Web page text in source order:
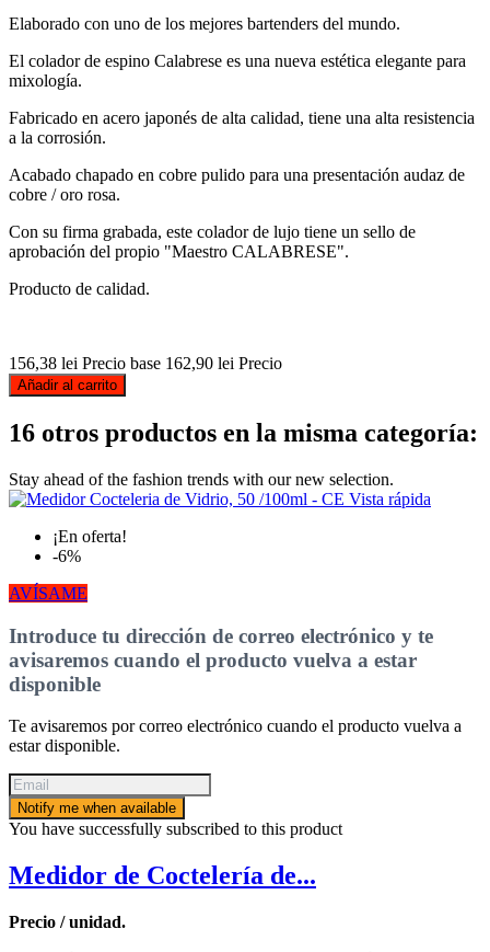
Elaborado con uno de los mejores bartenders del mundo.
El colador de espino Calabrese es una nueva estética elegante para
mixología.
Fabricado en acero japonés de alta calidad, tiene una alta resistencia
a la corrosión.
Acabado chapado en cobre pulido para una presentación audaz de
cobre / oro rosa.
Con su firma grabada, este colador de lujo tiene un sello de
aprobación del propio "Maestro CALABRESE".
Producto de calidad.
156,38 lei Precio base 162,90 lei Precio
Añadir al carrito
16 otros productos en la misma categoría:
Stay ahead of the fashion trends with our new selection.
Vista rápida
¡En oferta!
-6%
AVÍSAME
Introduce tu dirección de correo electrónico y te
avisaremos cuando el producto vuelva a estar
disponible
Te avisaremos por correo electrónico cuando el producto vuelva a
estar disponible.
Notify me when available
You have successfully subscribed to this product
Medidor de Coctelería de...
Precio / unidad.